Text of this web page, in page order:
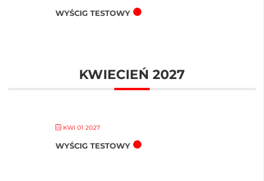
WYŚCIG TESTOWY
KWIECIEŃ 2027
KWI 01 2027
WYŚCIG TESTOWY